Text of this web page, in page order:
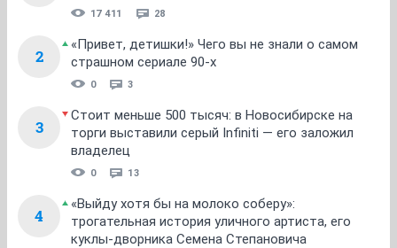
17 411 28
2
«Привет, детишки!» Чего вы не знали о самом
страшном сериале 90-х
0 3
3
Стоит меньше 500 тысяч: в Новосибирске на
торги выставили серый Infiniti — его заложил
владелец
0 13
4
«Выйду хотя бы на молоко соберу»:
трогательная история уличного артиста, его
куклы-дворника Семена Степановича